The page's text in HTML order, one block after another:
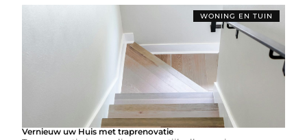
WONING EN TUIN
Vernieuw uw Huis met traprenovatie